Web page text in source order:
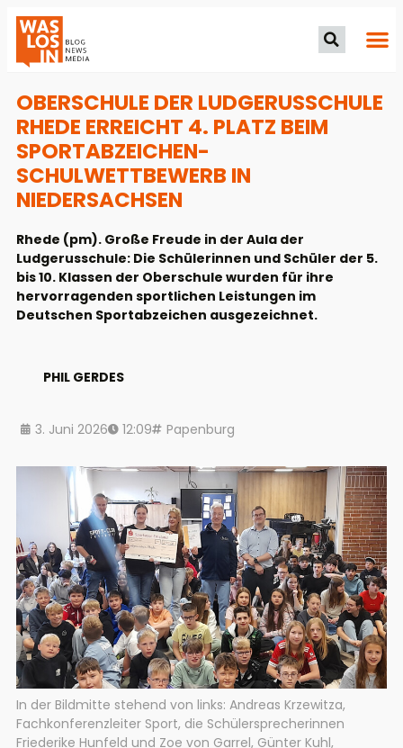
OBERSCHULE DER LUDGERUSSCHULE
RHEDE ERREICHT 4. PLATZ BEIM
SPORTABZEICHEN-
SCHULWETTBEWERB IN
NIEDERSACHSEN
Rhede (pm). Große Freude in der Aula der
Ludgerusschule: Die Schülerinnen und Schüler der 5.
bis 10. Klassen der Oberschule wurden für ihre
hervorragenden sportlichen Leistungen im
Deutschen Sportabzeichen ausgezeichnet.
PHIL GERDES
3. Juni 2026 12:09 Papenburg
In der Bildmitte stehend von links: Andreas Krzewitza,
Fachkonferenzleiter Sport, die Schülersprecherinnen
Friederike Hunfeld und Zoe von Garrel, Günter Kuhl,